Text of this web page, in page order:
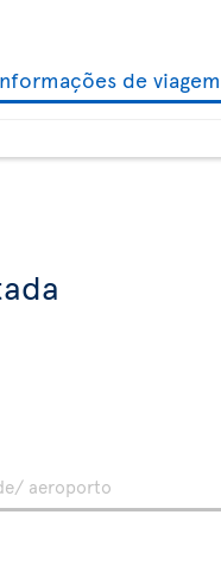
de viagem